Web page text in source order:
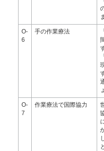
O-
6
手の作業療法
O-
7
作業療法で国際協力